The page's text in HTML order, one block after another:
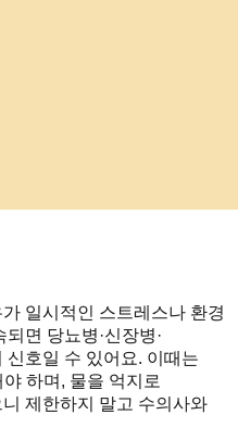
일시적인 스트레스나 환경
면 당뇨병·신장병·
신호일 수 있어요. 이때는
하며, 물을 억지로
제한하지 말고 수의사와